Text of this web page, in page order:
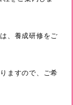
、養成研修をご
ますので、ご希